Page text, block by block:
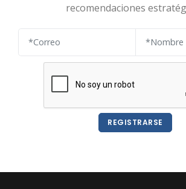
recomendaciones
REGISTRARSE